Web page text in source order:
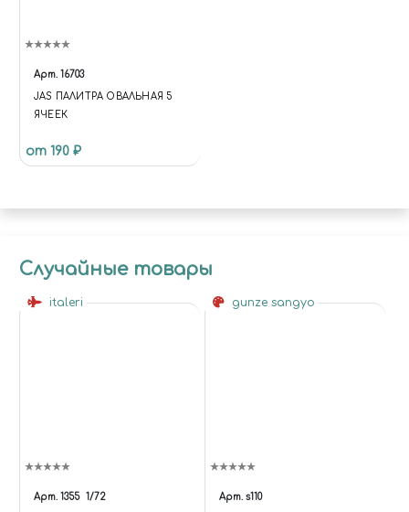
Арт. 16703
JAS ПАЛИТРА ОВАЛЬНАЯ 5
ЯЧЕЕК
от 190 ₽
Случайные товары
italeri
Арт. 1355 1/72
gunze sangyo
Арт. s110